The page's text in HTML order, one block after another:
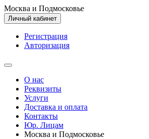
Москва и Подмосковье
Личный кабинет
Регистрация
Авторизация
О нас
Реквизиты
Услуги
Доставка и оплата
Контакты
Юр. Лицам
Москва и Подмосковье